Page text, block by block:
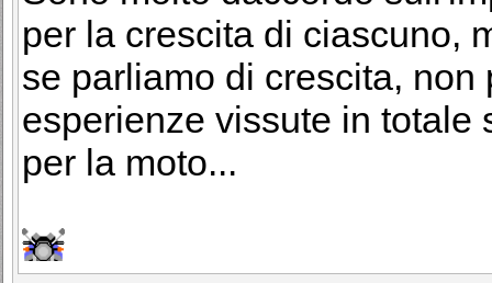
per la crescita di ciascuno,
se parliamo di crescita,
esperienze vissute in totale
per la moto...